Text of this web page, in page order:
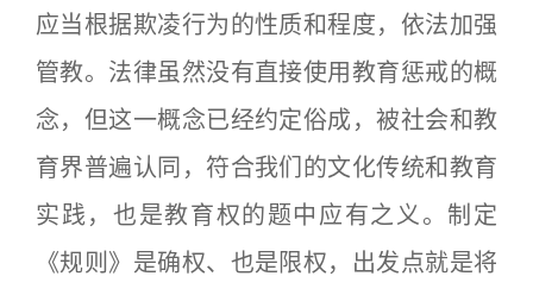
应当根据欺凌行为的性质和程度，依法加强
管教。法律虽然没有直接使用教育惩戒的概
念，但这一概念已经约定俗成，被社会和教
育界普遍认同，符合我们的文化传统和教育
实践，也是教育权的题中应有之义。制定
《规则》是确权、也是限权，出发点就是将